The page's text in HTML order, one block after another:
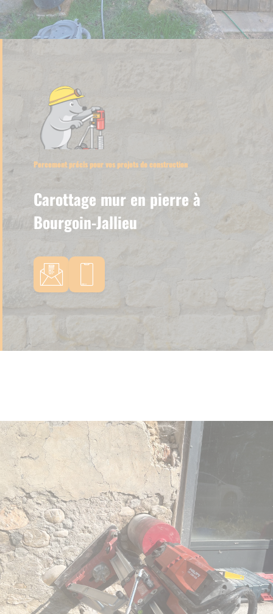
Percement précis pour vos projets de construction
Carottage mur en pierre à
Bourgoin-Jallieu